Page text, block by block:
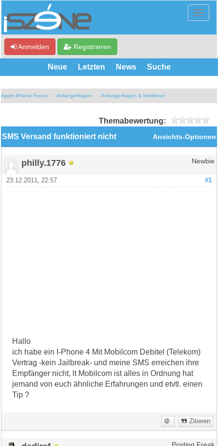
Anmelden Registrieren
Neue Letzten News Suche
Apple iPhone Forum Anfängerfragen Anfängerfragen & Notdienst
Themabewertung:
Ansichts-Optionen
SMS Versand funktioniert nicht
philly.1776 Newbie
#1
23.12.2011, 22:57
Hallo
ich habe ein I-Phone 4 Mit Mobilcom Debitel (Telekom)
Vertrag -kein Jailbreak- und meine SMS erreichen ihre
Empfänger nicht, lt Mobilcom ist alles in Ordnung hat
jemand von euch ähnliche Erfahrungen und etvtl. einen
Tip ?
Zitieren
Posting Freak